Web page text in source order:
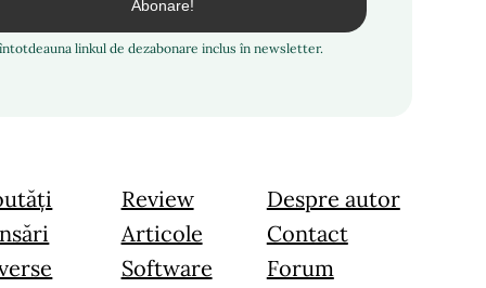
linkul de dezabonare inclus în newsletter.
Review
Articole
Software
Despre autor
Contact
Forum